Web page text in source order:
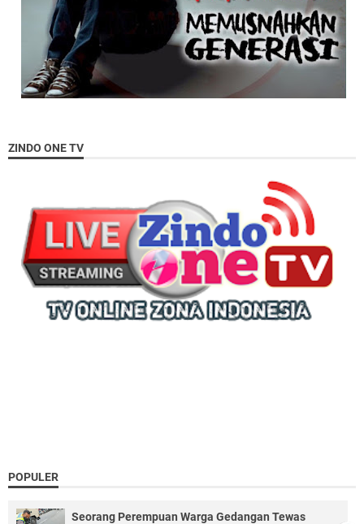
ZINDO ONE TV
POPULER
Seorang Perempuan Warga Gedangan Tewas